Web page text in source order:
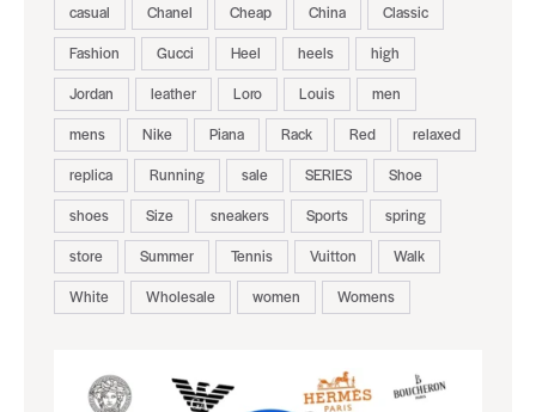
casual
Chanel Cheap China
Classic
Fashion
Gucci Heel heels
high
Jordan
leather Loro Louis
men
mens
Nike Piana Rack Red
relaxed
replica
Running sale SERIES
Shoe
shoes
Size sneakers Sports
spring
store
Summer Tennis Vuitton
Walk
White
Wholesale women Womens